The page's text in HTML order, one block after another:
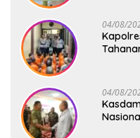
04/08/
04/08/